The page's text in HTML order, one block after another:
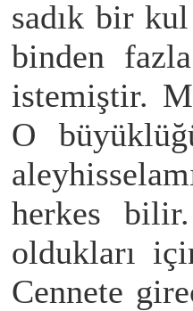
sadık bir
binden
istemiştir.
O
herkes
oldukları
Cennete